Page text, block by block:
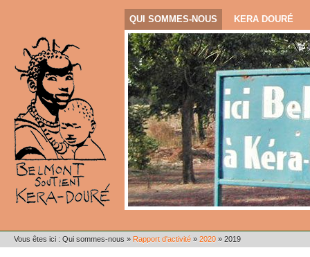
QUI SOMMES-NOUS KERA DOURÉ
Vous êtes ici : Qui sommes-nous » Rapport d'activité » 2020 » 2019